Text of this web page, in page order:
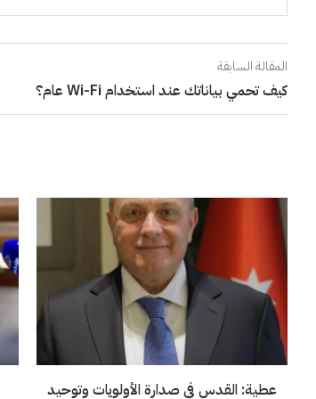
المقالة السابقة
كيف تحمي بياناتك عند استخدام Wi-Fi عام؟
عطية: القدس في صدارة الأولويات وتوحيد